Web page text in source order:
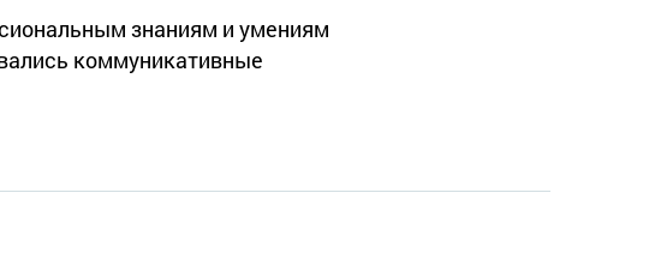
знаниям и умениям
коммуникативные